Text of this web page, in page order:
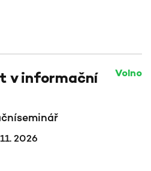
v informační
Volno
seminář
2026